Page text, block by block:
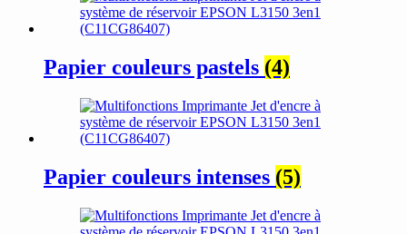
Papier couleurs pastels (4)
Papier couleurs intenses (5)